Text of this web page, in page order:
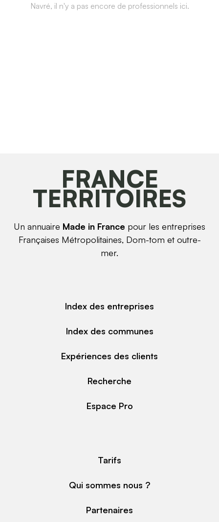
Navré, il n'y a pas encore de professionnels ici.
FRANCE
TERRITOIRES
Un annuaire Made in France pour les entreprises
Françaises Métropolitaines, Dom-tom et outre-
mer.
Index des entreprises
Index des communes
Expériences des clients
Recherche
Espace Pro
Tarifs
Qui sommes nous ?
Partenaires